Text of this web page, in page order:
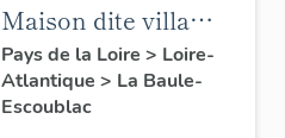
Maison dite villa
balnéaire Ohentzea,
7 avenue Professeur-
Thiroloix
Pays de la Loire > Loire-
Atlantique > La Baule-
Escoublac